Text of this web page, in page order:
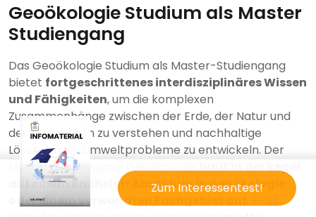
Geoökologie Studium als Master
Studiengang
Das Geoökologie Studium als Master-Studiengang
bietet fortgeschrittenes interdisziplinäres Wissen
und Fähigkeiten, um die komplexen
Zusammenhänge zwischen der Erde, der Natur und
dem Menschen zu verstehen und nachhaltige
Lösungen für Umweltprobleme zu entwickeln. Der
Master-Studiengang Geoökologiebaut in der Regel
auf einem Bachelor-Abschluss in Geoökologie
oder einem verwandten Fachgebiet auf
Zum Interessentest!